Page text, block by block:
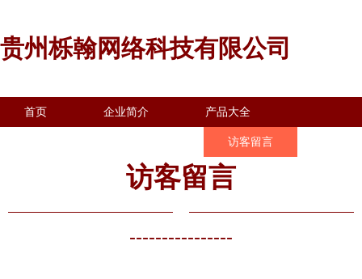
贵州栎翰网络科技有限公司
首页 企业简介 产品大全
访客留言
访客留言
----------------